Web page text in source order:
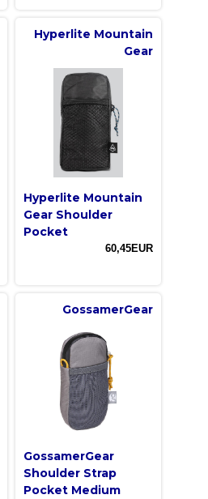
Hyperlite Mountain
Gear
Hyperlite Mountain
Gear Shoulder
Pocket
60,45EUR
GossamerGear
GossamerGear
Shoulder Strap
Pocket Medium